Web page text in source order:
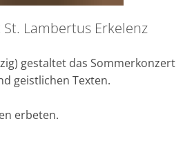
Lambertus Erkelenz
gestaltet das Sommerkonzert
geistlichen Texten.
erbeten.